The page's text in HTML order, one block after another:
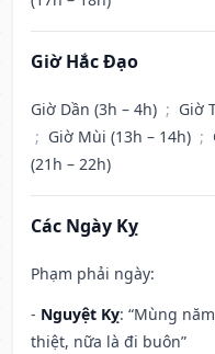
Giờ Hắc Đạo
Giờ Dần (3h – 4h) ; Giờ
; Giờ Mùi (13h – 14h) ;
(21h – 22h)
Các Ngày Kỵ
Phạm phải ngày:
- Nguyệt Kỵ: “Mùng
thiệt, nữa là đi buôn”